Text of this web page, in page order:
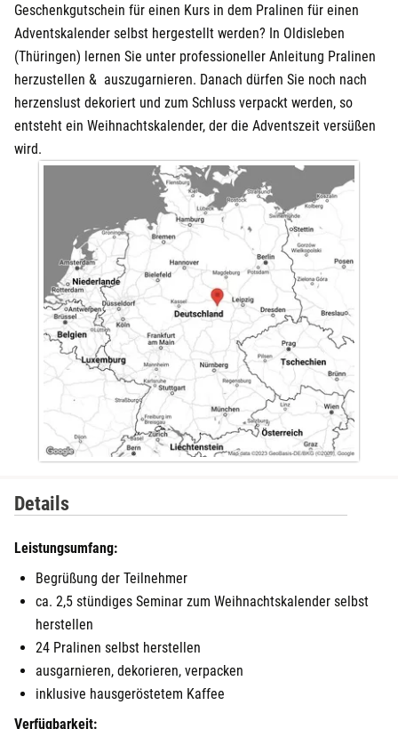
Geschenkgutschein für einen Kurs in dem Pralinen für einen
Adventskalender selbst hergestellt werden? In Oldisleben
(Thüringen) lernen Sie unter professioneller Anleitung Pralinen
herzustellen & auszugarnieren. Danach dürfen Sie noch nach
herzenslust dekoriert und zum Schluss verpackt werden, so
entsteht ein Weihnachtskalender, der die Adventszeit versüßen
wird.
Details
Leistungsumfang:
Begrüßung der Teilnehmer
ca. 2,5 stündiges Seminar zum Weihnachtskalender selbst
herstellen
24 Pralinen selbst herstellen
ausgarnieren, dekorieren, verpacken
inklusive hausgeröstetem Kaffee
Verfügbarkeit: